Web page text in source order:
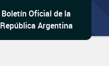
Boletín Oficial de la
República Argentina